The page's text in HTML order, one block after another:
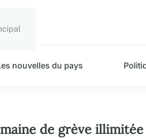
nouvelles du pays
de grève